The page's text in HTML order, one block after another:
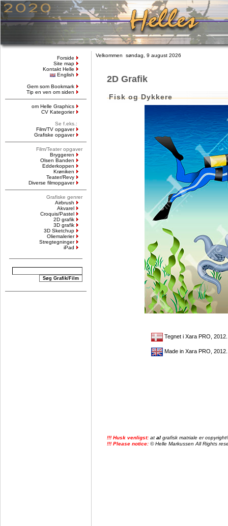
Forside
Site map
Kontakt Helle
English
Gem som Bookmark
Tip en ven om siden
om Helle Graphics
CV Kategorier
Se f.eks.:
Film/TV opgaver
Grafiske opgaver
Film/Teater opgaver
Bryggeren
Olsen Banden
Edderkoppen
Krøniken
Teater/Revy
Diverse filmopgaver
Grafiske genrer
Airbrush
Akvarel
Croquis/Pastel
2D grafik
3D grafik
3D Sketchup
Oliemalerier
Stregtegninger
iPad
Velkommen søndag, 9 august 2026
2D Grafik
Fisk og Dykkere
Tegnet i Xara PRO,
Made in Xara PRO,
!!! Husk venligst: at al grafisk matriale er
!!! Please notice: © Helle Markussen All Rights